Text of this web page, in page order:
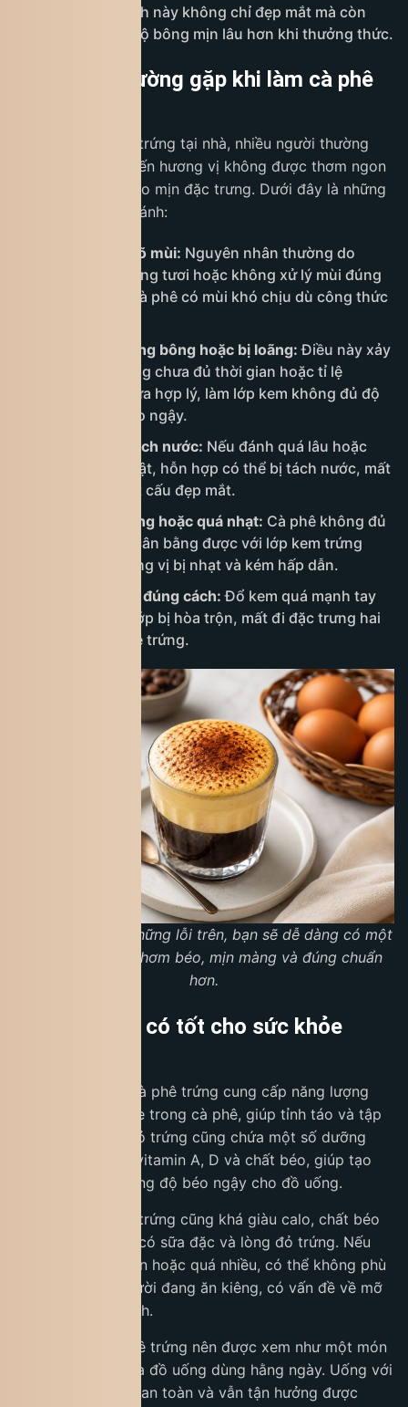
tầng rõ rệt. Cách này không chỉ đẹp mắt mà còn
giúp giữ được độ bông mịn lâu hơn khi thưởng thức.
Những lỗi thường gặp khi làm cà phê
Khi tự làm cà phê trứng tại nhà, nhiều người thường
gặp một số lỗi khiến hương vị không được thơm ngon
hoặc mất đi độ béo mịn đặc trưng. Dưới đây là những
lỗi phổ biến cần tránh:
Trứng bị tanh rõ mùi: Nguyên nhân thường do
dùng trứng không tươi hoặc không xử lý mùi đúng
cách, khiến ly cà phê có mùi khó chịu dù công thức
Kem trứng không bông hoặc bị loãng: Điều này xảy
ra khi đánh trứng chưa đủ thời gian hoặc tỉ lệ
nguyên liệu chưa hợp lý, làm lớp kem không đủ độ
sánh mịn và béo ngậy.
Kem trứng bị tách nước: Nếu đánh quá lâu hoặc
đánh sai kỹ thuật, hỗn hợp có thể bị tách nước, mất
đi độ mịn và kết cấu đẹp mắt.
Cà phê quá loãng hoặc quá nhạt: Cà phê không đủ
đậm sẽ không cân bằng được với lớp kem trứng
béo, khiến hương vị bị nhạt và kém hấp dẫn.
Rót kem không đúng cách: Đổ kem quá mạnh tay
có thể làm hai lớp bị hòa trộn, mất đi đặc trưng hai
tầng của cà phê trứng.
Nếu tránh được những lỗi trên, bạn sẽ dễ dàng có một
ly cà phê trứng thơm béo, mịn màng và đúng chuẩn
hơn.
Cà phê trứng có tốt cho sức khỏe
Về mặt tích cực, cà phê trứng cung cấp năng lượng
nhanh nhờ caffeine trong cà phê, giúp tỉnh táo và tập
trung hơn. Lòng đỏ trứng cũng chứa một số dưỡng
chất như protein, vitamin A, D và chất béo, giúp tạo
cảm giác no và tăng độ béo ngậy cho đồ uống.
Tuy nhiên, cà phê trứng cũng khá giàu calo, chất béo
và cholesterol do có sữa đặc và lòng đỏ trứng. Nếu
uống thường xuyên hoặc quá nhiều, có thể không phù
hợp với những người đang ăn kiêng, có vấn đề về mỡ
máu hoặc tim mạch.
Nhìn chung, cà phê trứng nên được xem như một món
thưởng thức hơn là đồ uống dùng hằng ngày. Uống với
lượng vừa phải sẽ an toàn và vẫn tận hưởng được